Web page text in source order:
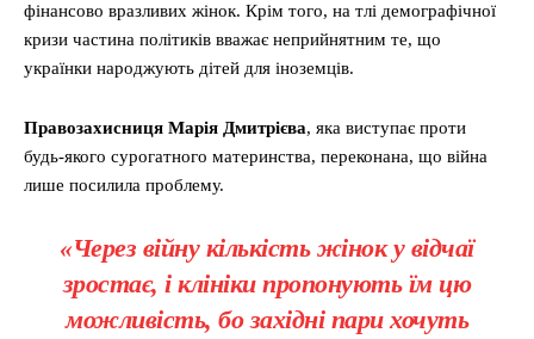
фінансово вразливих жінок. Крім того, на тлі демографічної
кризи частина політиків вважає неприйнятним те, що
українки народжують дітей для іноземців.
Правозахисниця Марія Дмитрієва, яка виступає проти
будь-якого сурогатного материнства, переконана, що війна
лише посилила проблему.
«Через війну кількість жінок у відчаї
зростає, і клініки пропонують їм цю
можливість, бо західні пари хочуть